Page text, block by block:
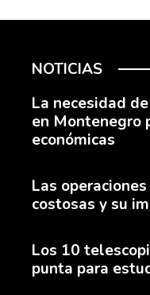
NOTICIAS
La necesidad
en Montenegro
económicas
Las
costosas y su
Los 10
punta para